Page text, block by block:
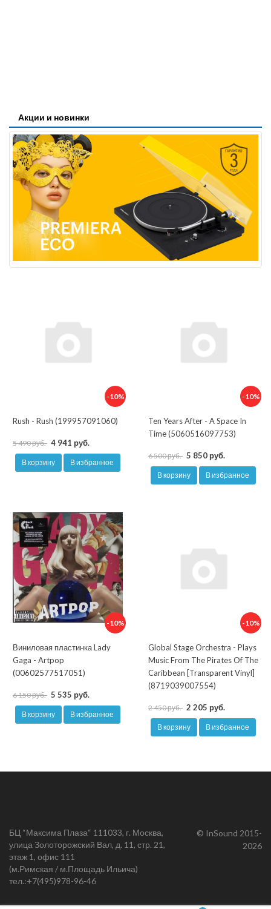
Акции и новинки
-10%
Rush - Rush (199957091060)
5 490 руб. 4 941 руб.
В корзину В избранное
-10%
Ten Years After - A Space In
Time (5060516097753)
6 500 руб. 5 850 руб.
В корзину В избранное
-10%
Виниловая пластинка Lady
Gaga - Artpop
(00602577517051)
6 150 руб. 5 535 руб.
В корзину В избранное
-10%
Global Stage Orchestra - Plays
Music From The Pirates Of The
Caribbean [Transparent Vinyl]
(8719039007554)
2 450 руб. 2 205 руб.
В корзину В избранное
БЦ “Максима Плаза“ 111033, г. Москва,
улица Золоторожский Вал, д. 11, стр. 21,
этаж 1, офис 111
(м.Римская / м.Площадь Ильича)
тел.:+7(495)978-96-46
© InSound 2015-
2026